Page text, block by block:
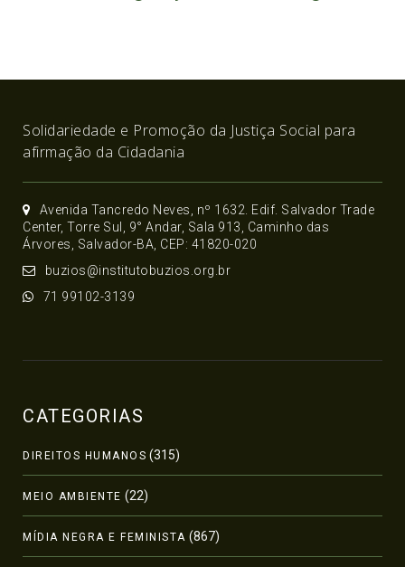
Solidariedade e Promoção da Justiça Social para
afirmação da Cidadania
Avenida Tancredo Neves, nº 1632. Edif. Salvador Trade
Center, Torre Sul, 9° Andar, Sala 913, Caminho das
Árvores, Salvador-BA, CEP: 41820-020
buzios@institutobuzios.org.br
71 99102-3139
CATEGORIAS
DIREITOS HUMANOS (315)
MEIO AMBIENTE (22)
MÍDIA NEGRA E FEMINISTA (867)